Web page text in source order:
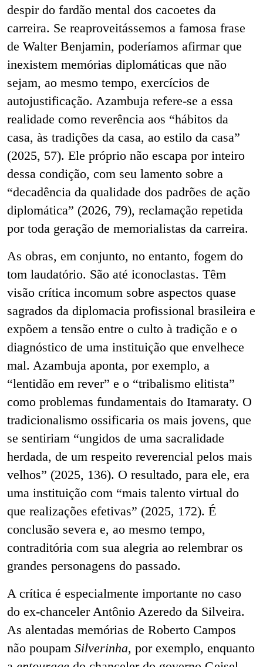
despir do fardão mental dos cacoetes da
carreira. Se reaproveitássemos a famosa frase
de Walter Benjamin, poderíamos afirmar que
inexistem memórias diplomáticas que não
sejam, ao mesmo tempo, exercícios de
autojustificação. Azambuja refere-se a essa
realidade como reverência aos “hábitos da
casa, às tradições da casa, ao estilo da casa”
(2025, 57). Ele próprio não escapa por inteiro
dessa condição, com seu lamento sobre a
“decadência da qualidade dos padrões de ação
diplomática” (2026, 79), reclamação repetida
por toda geração de memorialistas da carreira.
As obras, em conjunto, no entanto, fogem do
tom laudatório. São até iconoclastas. Têm
visão crítica incomum sobre aspectos quase
sagrados da diplomacia profissional brasileira e
expõem a tensão entre o culto à tradição e o
diagnóstico de uma instituição que envelhece
mal. Azambuja aponta, por exemplo, a
“lentidão em rever” e o “tribalismo elitista”
como problemas fundamentais do Itamaraty. O
tradicionalismo ossificaria os mais jovens, que
se sentiriam “ungidos de uma sacralidade
herdada, de um respeito reverencial pelos mais
velhos” (2025, 136). O resultado, para ele, era
uma instituição com “mais talento virtual do
que realizações efetivas” (2025, 172). É
conclusão severa e, ao mesmo tempo,
contraditória com sua alegria ao relembrar os
grandes personagens do passado.
A crítica é especialmente importante no caso
do ex-chanceler Antônio Azeredo da Silveira.
As alentadas memórias de Roberto Campos
não poupam Silverinha, por exemplo, enquanto